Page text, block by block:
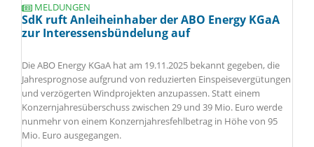
MELDUNGEN
SdK ruft Anleiheinhaber der ABO Energy KGaA
zur Interessensbündelung auf
Die ABO Energy KGaA hat am 19.11.2025 bekannt gegeben, die
Jahresprognose aufgrund von reduzierten Einspeisevergütungen
und verzögerten Windprojekten anzupassen. Statt einem
Konzernjahresüberschuss zwischen 29 und 39 Mio. Euro werde
nunmehr von einem Konzernjahresfehlbetrag in Höhe von 95
Mio. Euro ausgegangen.